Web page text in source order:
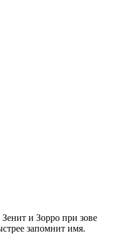
и Зорро при зове
запомнит имя.